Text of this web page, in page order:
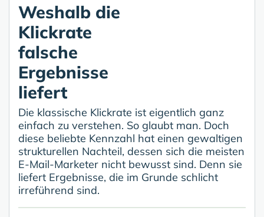
Weshalb die
Klickrate
falsche
Ergebnisse
liefert
Die klassische Klickrate ist eigentlich ganz
einfach zu verstehen. So glaubt man. Doch
diese beliebte Kennzahl hat einen gewaltigen
strukturellen Nachteil, dessen sich die meisten
E-Mail-Marketer nicht bewusst sind. Denn sie
liefert Ergebnisse, die im Grunde schlicht
irreführend sind.